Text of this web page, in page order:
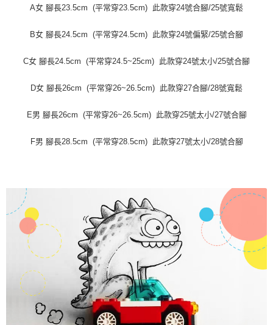
A女 腳長23.5cm (平常穿23.5cm) 此款穿24號合腳/25號寬鬆
B女 腳長24.5cm (平常穿24.5cm) 此款穿24號偏緊/25號合腳
C女 腳長24.5cm (平常穿24.5~25cm) 此款穿24號太小/25號合腳
D女 腳長26cm (平常穿26~26.5cm) 此款穿27合腳/28號寬鬆
E男 腳長26cm (平常穿26~26.5cm) 此款穿25號太小/27號合腳
F男 腳長28.5cm (平常穿28.5cm) 此款穿27號太小/28號合腳